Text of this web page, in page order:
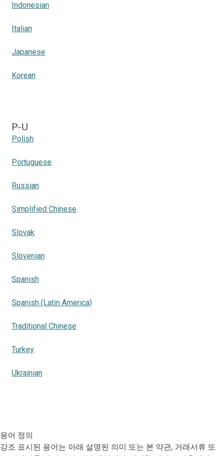
Indonesian
Italian
Japanese
Korean
P-U
Polish
Portuguese
Russian
Simplified Chinese
Slovak
Slovenian
Spanish
Spanish (Latin America)
Traditional Chinese
Turkey
Ukrainian
용어 정의
강조 표시된 용어는 아래 설명된 의미 또는 본 약관, 거래서류 또